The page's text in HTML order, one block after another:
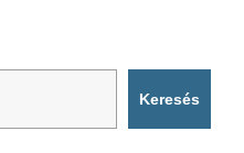
Keresés